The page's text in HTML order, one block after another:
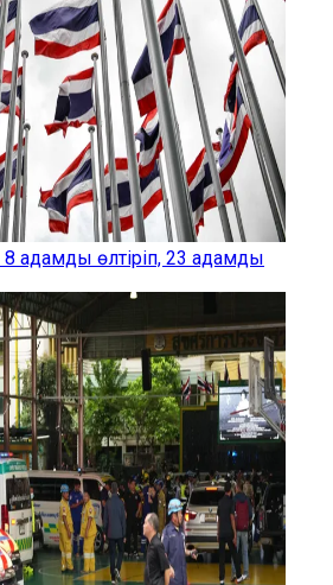
адамды өлтіріп, 23 адамды